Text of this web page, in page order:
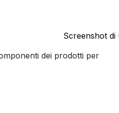
dei prodotti per